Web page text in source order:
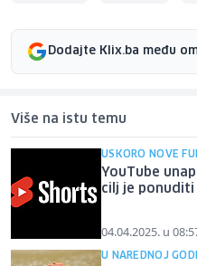
Dodajte Klix.ba među
Više na istu temu
USKORO NOVE
YouTube
cilj je
04.04.2025. u
U NAREDNOJ